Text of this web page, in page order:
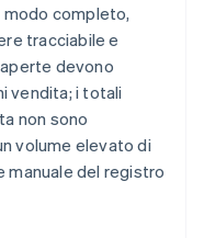
completo,
tracciabile e
devono
vendita; i totali
non sono
volume elevato di
manuale del registro